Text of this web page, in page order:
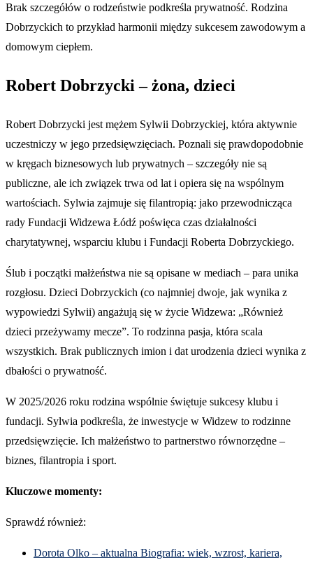
Brak szczegółów o rodzeństwie podkreśla prywatność. Rodzina
Dobrzyckich to przykład harmonii między sukcesem zawodowym a
domowym ciepłem.
Robert Dobrzycki – żona, dzieci
Robert Dobrzycki jest mężem Sylwii Dobrzyckiej, która aktywnie
uczestniczy w jego przedsięwzięciach. Poznali się prawdopodobnie
w kręgach biznesowych lub prywatnych – szczegóły nie są
publiczne, ale ich związek trwa od lat i opiera się na wspólnym
wartościach. Sylwia zajmuje się filantropią: jako przewodnicząca
rady Fundacji Widzewa Łódź poświęca czas działalności
charytatywnej, wsparciu klubu i Fundacji Roberta Dobrzyckiego.
Ślub i początki małżeństwa nie są opisane w mediach – para unika
rozgłosu. Dzieci Dobrzyckich (co najmniej dwoje, jak wynika z
wypowiedzi Sylwii) angażują się w życie Widzewa: „Również
dzieci przeżywamy mecze”. To rodzinna pasja, która scala
wszystkich. Brak publicznych imion i dat urodzenia dzieci wynika z
dbałości o prywatność.
W 2025/2026 roku rodzina wspólnie świętuje sukcesy klubu i
fundacji. Sylwia podkreśla, że inwestycje w Widzew to rodzinne
przedsięwzięcie. Ich małżeństwo to partnerstwo równorzędne –
biznes, filantropia i sport.
Kluczowe momenty:
Sprawdź również:
Dorota Olko – aktualna Biografia: wiek, wzrost, kariera,